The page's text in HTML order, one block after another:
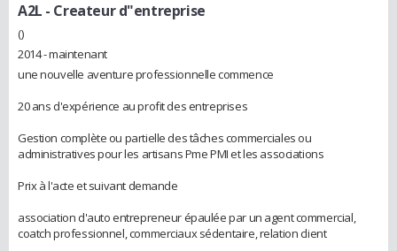
A2L - Createur d"entreprise
()
2014 - maintenant
une nouvelle aventure professionnelle commence
20 ans d'expérience au profit des entreprises
Gestion complète ou partielle des tâches commerciales ou
administratives pour les artisans Pme PMI et les associations
Prix à l'acte et suivant demande
association d'auto entrepreneur épaulée par un agent commercial,
coatch professionnel, commerciaux sédentaire, relation client